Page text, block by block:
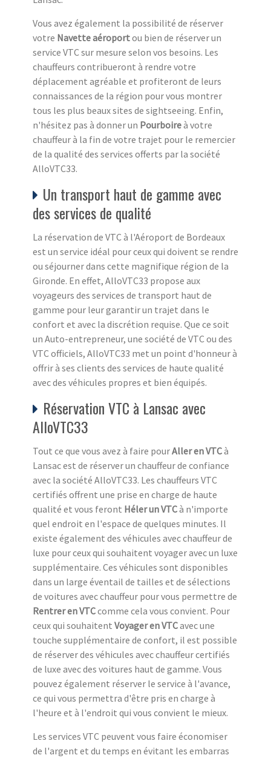
Vous avez également la possibilité de réserver
votre Navette aéroportou bien de réserver un
service VTC sur mesure selon vos besoins. Les
chauffeurs contribueront à rendre votre
déplacement agréable et profiteront de leurs
connaissances de la région pour vous montrer
tous les plus beaux sites de sightseeing. Enfin,
n'hésitez pas à donner un Pourboireà votre
chauffeur à la fin de votre trajet pour le remercier
de la qualité des services offerts par la société
AlloVTC33.
Un transport haut de gamme avec
des services de qualité
La réservation de VTC à l'Aéroport de Bordeaux
est un service idéal pour ceux qui doivent se rendre
ou séjourner dans cette magnifique région de la
Gironde. En effet, AlloVTC33 propose aux
voyageurs des services de transport haut de
gamme pour leur garantir un trajet dans le
confort et avec la discrétion requise. Que ce soit
un Auto-entrepreneur, une société de VTC ou des
VTC officiels, AlloVTC33 met un point d'honneur à
offrir à ses clients des services de haute qualité
avec des véhicules propres et bien équipés.
Réservation VTC à Lansac avec
AlloVTC33
Tout ce que vous avez à faire pourAller en VTCà
Lansac est de réserver un chauffeur de confiance
avec la société AlloVTC33. Les chauffeurs VTC
certifiés offrent une prise en charge de haute
qualité et vous feront Héler un VTCà n'importe
quel endroit en l'espace de quelques minutes. Il
existe également des véhicules avec chauffeur de
luxe pour ceux qui souhaitent voyager avec un luxe
supplémentaire. Ces véhicules sont disponibles
dans un large éventail de tailles et de sélections
de voitures avec chauffeur pour vous permettre de
Rentrer en VTCcomme cela vous convient. Pour
ceux qui souhaitent Voyager en VTCavec une
touche supplémentaire de confort, il est possible
de réserver des véhicules avec chauffeur certifiés
de luxe avec des voitures haut de gamme. Vous
pouvez également réserver le service à l'avance,
ce qui vous permettra d'être pris en charge à
l'heure et à l'endroit qui vous convient le mieux.
Les services VTC peuvent vous faire économiser
de l'argent et du temps en évitant les embarras